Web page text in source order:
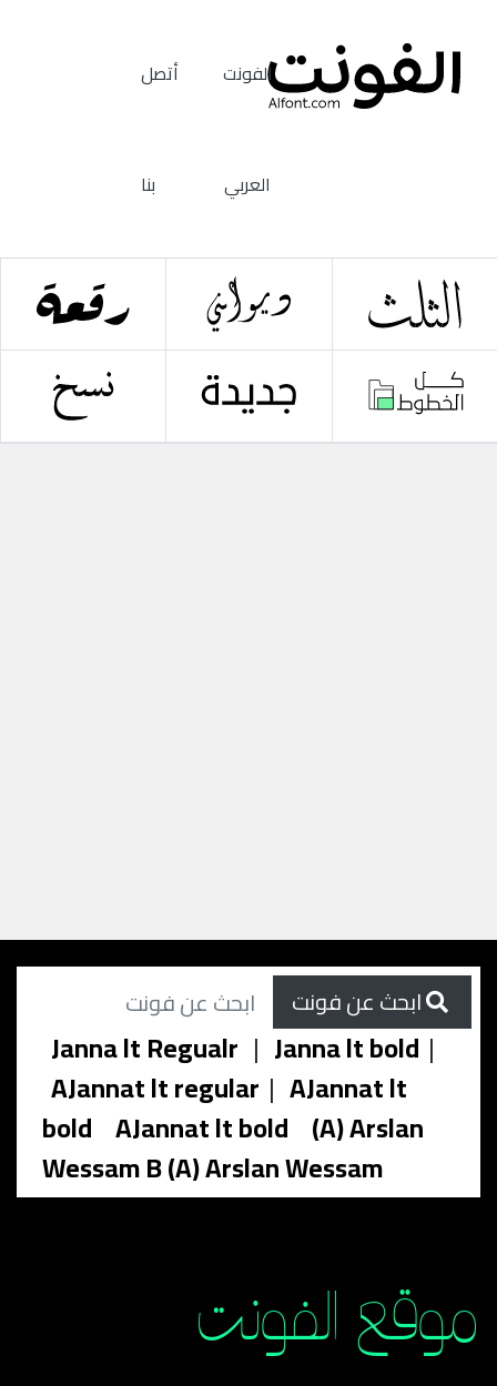
الفونت
العربي
أتصل
بنا
Janna lt Regualr | Janna lt bold |
AJannat lt regular | AJannat lt
bold AJannat lt bold (A) Arslan
Wessam B (A) Arslan Wessam